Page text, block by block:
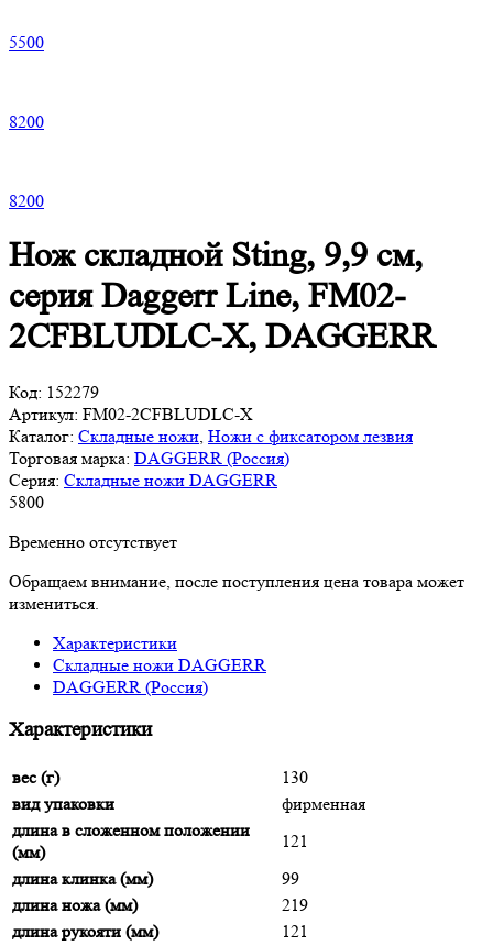
5500
8200
8200
Нож складной Sting, 9,9 см,
серия Daggerr Line, FM02-
2CFBLUDLC-X, DAGGERR
Код: 152279
Артикул: FM02-2CFBLUDLC-X
Каталог: Складные ножи Ножи с фиксатором лезвия
Торговая марка: DAGGERR (Россия)
Серия: Складные ножи DAGGERR
5800
Временно отсутствует
Обращаем внимание, после поступления цена товара может
измениться.
Характеристики
Складные ножи DAGGERR
DAGGERR (Россия)
Характеристики
вес (г)
130
вид упаковки
фирменная
длина в сложенном положении
(мм)
121
длина клинка (мм)
99
длина ножа (мм)
219
длина рукояти (мм)
121